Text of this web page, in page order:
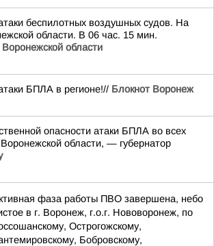
беспилотных воздушных судов. На
области. В 06 час. 15 мин.
области
БПЛА в регионе!// Блокнот Воронеж
опасности атаки БПЛА во всех
области, — губернатор
фаза работы ПВО завершена, небо
в г. Воронеж, г.о.г. Нововоронеж, по
Острогожскому,
Бобровскому,